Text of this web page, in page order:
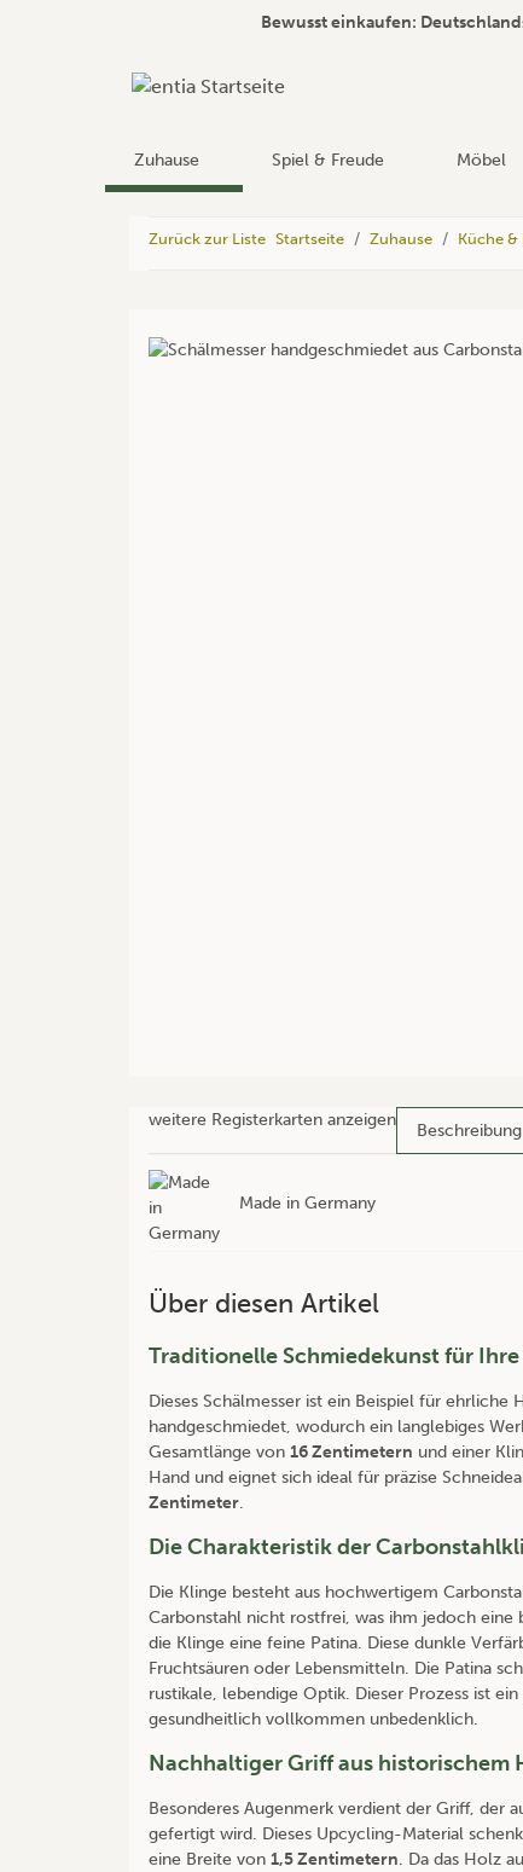
Bewusst einkaufen:
Zuhause Spiel & Freude Möbel
Zurück zur Liste Startseite Zuhause Küche &
weitere Registerkarten anzeigen
Beschreibung
Made in Germany
Über diesen Artikel
Traditionelle Schmiedekunst für
Dieses Schälmesser ist ein Beispiel für
handgeschmiedet, wodurch ein langlebiges
Gesamtlänge von 16 Zentimetern und einer
Hand und eignet sich ideal für präzise
Zentimeter.
Die Charakteristik der
Die Klinge besteht aus hochwertigem
Carbonstahl nicht rostfrei, was ihm jedoch
die Klinge eine feine Patina. Diese dunkle
Fruchtsäuren oder Lebensmitteln. Die Patina
rustikale, lebendige Optik. Dieser Prozess ist
gesundheitlich vollkommen unbedenklich.
Nachhaltiger Griff aus historischem
Besonderes Augenmerk verdient der Griff, der
gefertigt wird. Dieses Upcycling-Material
eine Breite von 1,5 Zentimetern. Da das Holz